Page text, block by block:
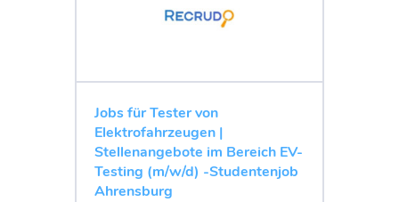
Jobs für Tester von
Elektrofahrzeugen |
Stellenangebote im Bereich EV-
Testing (m/w/d) -Studentenjob
Ahrensburg